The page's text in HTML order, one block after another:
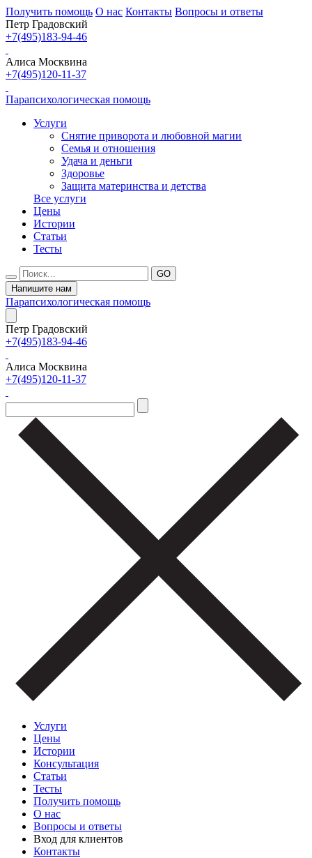
Получить помощь О нас Контакты Вопросы и ответы
Петр Градовский
+7(495)183-94-46
Алиса Москвина
+7(495)120-11-37
Парапсихологическая помощь
Услуги
Снятие приворота и любовной магии
Семья и отношения
Удача и деньги
Здоровье
Защита материнства и детства
Все услуги
Цены
Истории
Статьи
Тесты
Напишите нам
Парапсихологическая помощь
Петр Градовский
+7(495)183-94-46
Алиса Москвина
+7(495)120-11-37
Услуги
Цены
Истории
Консультация
Статьи
Тесты
Получить помощь
О нас
Вопросы и ответы
Вход для клиентов
Контакты